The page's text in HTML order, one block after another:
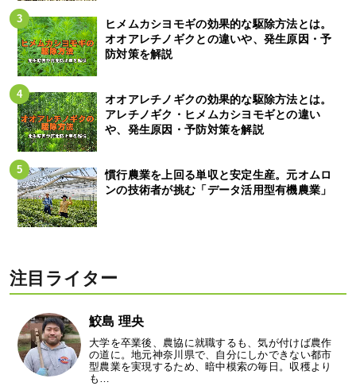
ヒメムカシヨモギの効果的な駆除方法とは。
オオアレチノギクとの違いや、発生原因・予
防対策を解説
オオアレチノギクの効果的な駆除方法とは。
アレチノギク・ヒメムカシヨモギとの違い
や、発生原因・予防対策を解説
慣行農業を上回る単収と安定生産。元オムロ
ンの技術者が挑む「データ活用型有機農業」
注目ライター
鮫島 理央
大学を卒業後、農協に就職するも、気が付けば農作
の道に。地元神奈川県で、自分にしかできない都市
型農業を実現するため、暗中模索の毎日。収穫より
も…